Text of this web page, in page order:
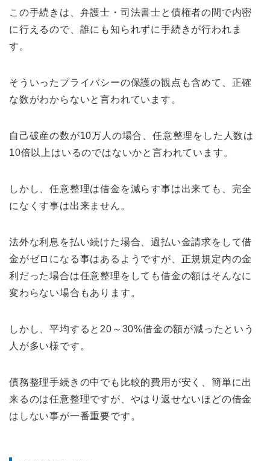
この手続きは、弁護士・司法書士と債権者の間で内密
に行えるので、誰にも知られずに手続きが行われま
す。
そういったプライバシーの保護の観点も含めて、正確
な数がわからないと言われています。
自己破産の数が10万人の場合、任意整理をした人数は
10倍以上はいるのではないかと言われています。
しかし、任意整理は借金を減らす事は出来ても、完全
になくす事は出来ません。
法外な利息を払い続けた場合、過払い金請求をして借
金がゼロになる事はあるようですが、正規規定内の金
利だった場合は任意整理をしても借金の額はそんなに
変わらない場合もあります。
しかし、平均すると20～30%借金の額が減ったという
人が多い様です。
債務整理手続きの中でも比較的費用が安く、簡単に出
来るのは任意整理ですが、やはり返せないほどの借金
はしない事が一番重要です。